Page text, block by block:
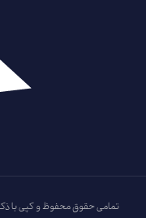
تمامی حقوق محفوظ و کپی با